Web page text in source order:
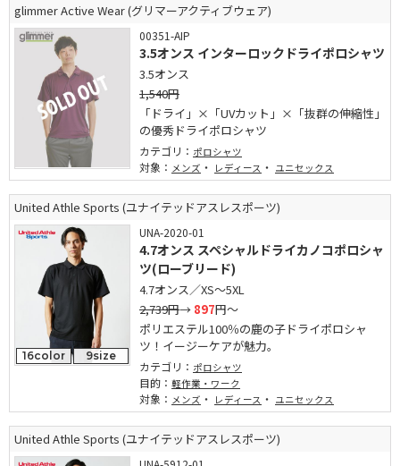
glimmer Active Wear (グリマーアクティブウェア)
00351-AIP
3.5オンス インターロックドライポロシャツ
3.5オンス
1,540円
「ドライ」×「UVカット」×「抜群の伸縮性」
の優秀ドライポロシャツ
カテゴリ： ポロシャツ
対象： メンズ ・ レディース ・ ユニセックス
United Athle Sports (ユナイテッドアスレスポーツ)
16color 9size
UNA-2020-01
4.7オンス スペシャルドライカノコポロシャ
ツ(ローブリード)
4.7オンス／XS～5XL
2,739円→ 897円～
ポリエステル100％の鹿の子ドライポロシャ
ツ！イージーケアが魅力。
カテゴリ： ポロシャツ
目的： 軽作業・ワーク
対象： メンズ ・ レディース ・ ユニセックス
United Athle Sports (ユナイテッドアスレスポーツ)